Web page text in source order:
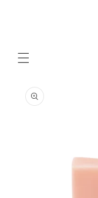
información
producto